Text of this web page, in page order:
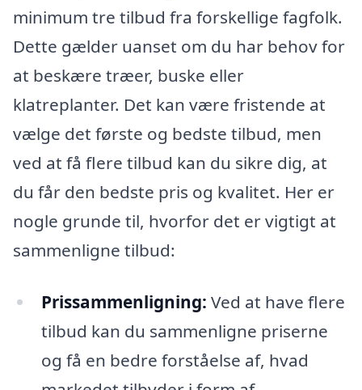
minimum tre tilbud fra forskellige fagfolk.
Dette gælder uanset om du har behov for
at beskære træer, buske eller
klatreplanter. Det kan være fristende at
vælge det første og bedste tilbud, men
ved at få flere tilbud kan du sikre dig, at
du får den bedste pris og kvalitet. Her er
nogle grunde til, hvorfor det er vigtigt at
sammenligne tilbud:
Prissammenligning: Ved at have flere
tilbud kan du sammenligne priserne
og få en bedre forståelse af, hvad